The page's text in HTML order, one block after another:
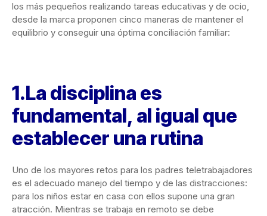
los más pequeños realizando tareas educativas y de ocio,
desde la marca proponen cinco maneras de mantener el
equilibrio y conseguir una óptima conciliación familiar:
1.La disciplina es
fundamental, al igual que
establecer una rutina
Uno de los mayores retos para los padres teletrabajadores
es el adecuado manejo del tiempo y de las distracciones:
para los niños estar en casa con ellos supone una gran
atracción. Mientras se trabaja en remoto se debe